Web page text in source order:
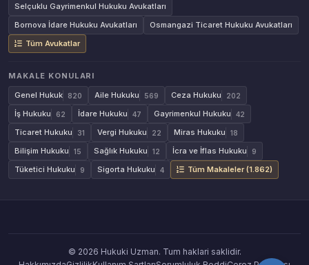
Selçuklu Gayrimenkul Hukuku Avukatları
Bornova İdare Hukuku Avukatları
Osmangazi Ticaret Hukuku Avukatları
Tüm Avukatlar
MAKALE KONULARI
Genel Hukuk
820 Aile Hukuku 569 Ceza Hukuku 202
İş Hukuku 62 İdare Hukuku 47 Gayrimenkul Hukuku 42
Ticaret Hukuku 31 Vergi Hukuku 22 Miras Hukuku 18
Bilişim Hukuku 15 Sağlık Hukuku 12 İcra ve İflas Hukuku 9
Tüketici Hukuku 9 Sigorta Hukuku 4 Tüm Makaleler (1.862)
© 2026 Hukuki Uzman. Tum haklari saklidir.